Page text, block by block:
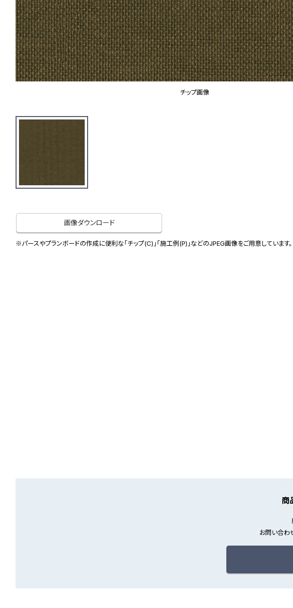
チップ画像
画像ダウンロード
※パースやプランボードの作成に便利な「チップ(C)」「施工例(P)」などのJPEG画像をご用意しています。
商
お問い合わ